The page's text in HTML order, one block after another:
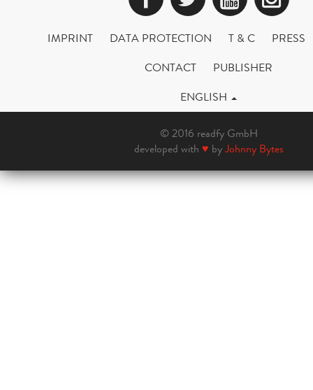
IMPRINT DATA PROTECTION T & C
PRESS
CONTACT
PUBLISHER
ENGLISH
© 2016 readfy GmbH
developed with ♥ byJohnny Bytes